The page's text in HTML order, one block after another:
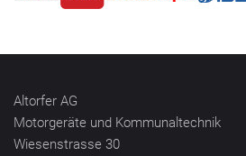
Altorfer AG
Motorgeräte und Kommunaltechnik
Wiesenstrasse 30